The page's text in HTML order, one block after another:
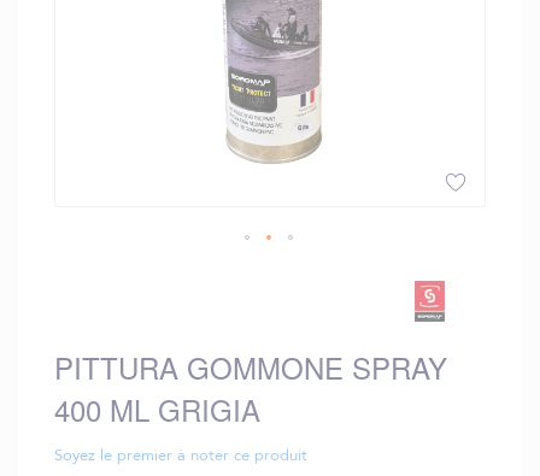
di
immagini
PITTURA GOMMONE SPRAY
400 ML GRIGIA
Soyez le premier à noter ce produit